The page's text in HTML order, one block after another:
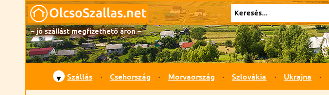
– jó szállást megfizethető áron –
▼ Szállás Csehország Morvaország Szlovákia Ukrajna